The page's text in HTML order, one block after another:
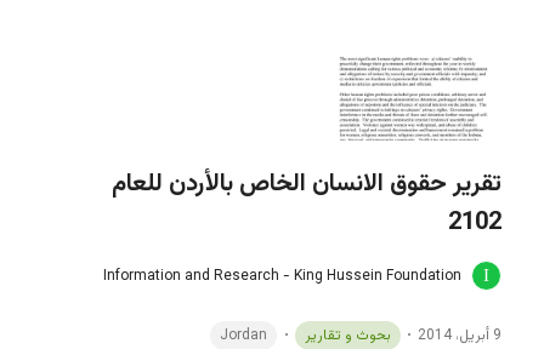
تقرير حقوق الانسان الخاص بالأردن للعام
2102
Information and Research - King Hussein Foundation
9 أبريل، 2014 بحوث و تقارير Jordan